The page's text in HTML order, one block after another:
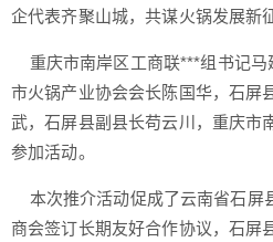
企代表齐聚山城，共谋火锅发展新
重庆市南岸区工商联***组书记马
市火锅产业协会会长陈国华，石屏
武，石屏县副县长苟云川，重庆市
参加活动。
本次推介活动促成了云南省石屏
商会签订长期友好合作协议，石屏